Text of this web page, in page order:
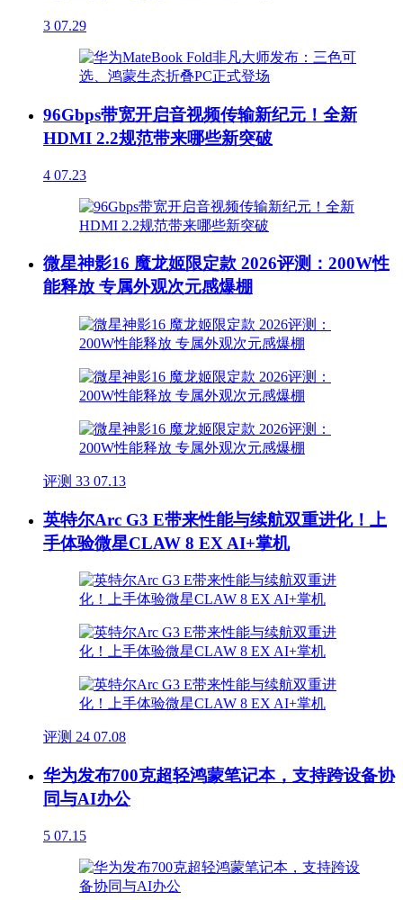
3 07.29
96Gbps带宽开启音视频传输新纪元！全新
HDMI 2.2规范带来哪些新突破
4 07.23
微星神影16 魔龙姬限定款 2026评测：200W性
能释放 专属外观次元感爆棚
评测 33 07.13
英特尔Arc G3 E带来性能与续航双重进化！上
手体验微星CLAW 8 EX AI+掌机
评测 24 07.08
华为发布700克超轻鸿蒙笔记本，支持跨设备协
同与AI办公
5 07.15